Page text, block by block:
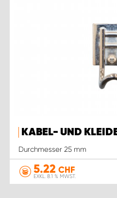
KABEL- UND
Durchmesser 25 mm
5.22 CHF
EXKL. 8.1 % MWST.